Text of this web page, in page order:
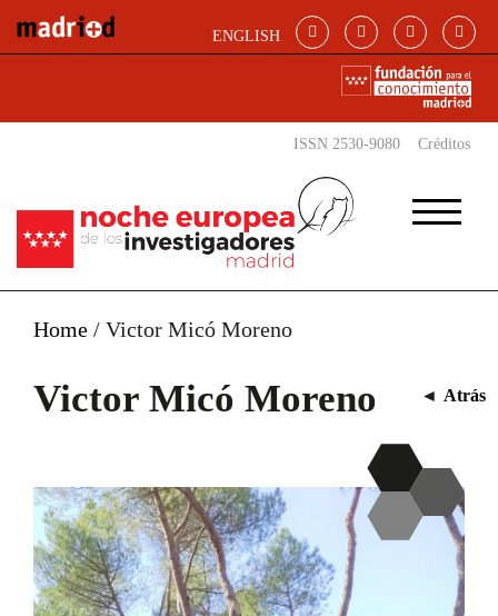
ENGLISH
ISSN 2530-9080 Créditos
Home / Victor Micó Moreno
Victor Micó Moreno ◄ Atrás